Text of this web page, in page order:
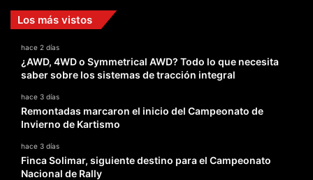
Los más vistos
hace 2 días
¿AWD, 4WD o Symmetrical AWD? Todo lo que necesita
saber sobre los sistemas de tracción integral
hace 3 días
Remontadas marcaron el inicio del Campeonato de
Invierno de Kartismo
hace 3 días
Finca Solimar, siguiente destino para el Campeonato
Nacional de Rally